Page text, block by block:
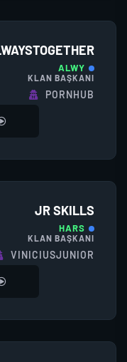
ALWY
KLAN BAŞKANI
PORNHUB
JR SKILLS
HARS
KLAN BAŞKANI
VINICIUSJUNIOR